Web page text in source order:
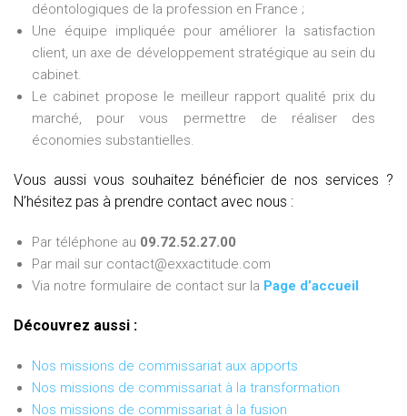
déontologiques de la profession en France ;
Une équipe impliquée pour améliorer la satisfaction
client, un axe de développement stratégique au sein du
cabinet.
Le cabinet propose le meilleur rapport qualité prix du
marché, pour vous permettre de réaliser des
économies substantielles.
Vous aussi vous souhaitez bénéficier de nos services ?
N’hésitez pas à prendre contact avec nous :
Par téléphone au 09.72.52.27.00
Par mail sur contact@exxactitude.com
Via notre formulaire de contact sur la Page d’accueil
Découvrez aussi :
Nos missions de commissariat aux apports
Nos missions de commissariat à la transformation
Nos missions de commissariat à la fusion